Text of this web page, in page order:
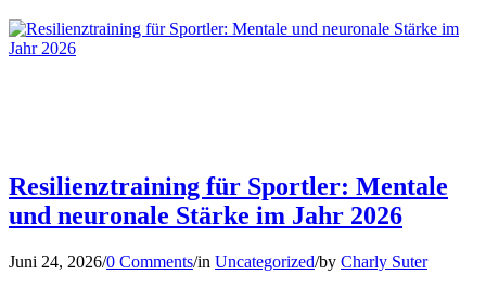
Resilienztraining für Sportler: Mentale
und neuronale Stärke im Jahr 2026
Juni 24, 2026/0 Comments/in Uncategorized/by Charly Suter